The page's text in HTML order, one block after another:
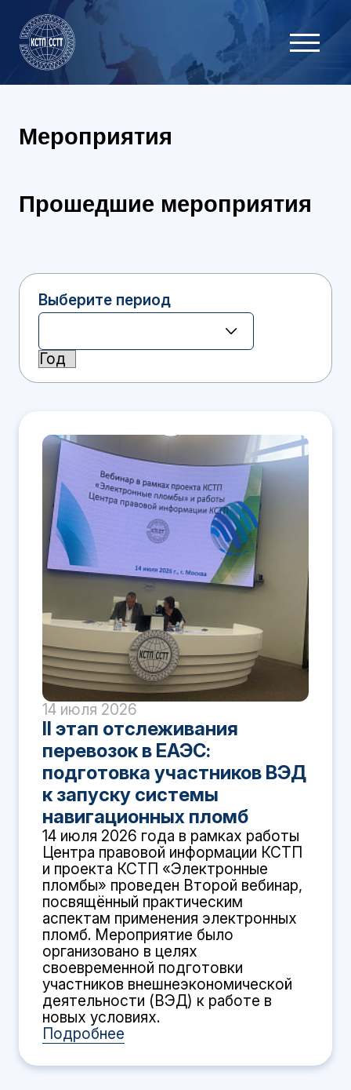
Мероприятия
Прошедшие мероприятия
Выберите период
14 июля 2026
II этап отслеживания
перевозок в ЕАЭС:
подготовка участников ВЭД
к запуску системы
навигационных пломб
14 июля 2026 года в рамках работы
Центра правовой информации КСТП
и проекта КСТП «Электронные
пломбы» проведен Второй вебинар,
посвящённый практическим
аспектам применения электронных
пломб. Мероприятие было
организовано в целях
своевременной подготовки
участников внешнеэкономической
деятельности (ВЭД) к работе в
новых условиях.
Подробнее